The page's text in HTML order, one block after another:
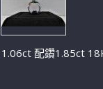
配鑽1.85ct